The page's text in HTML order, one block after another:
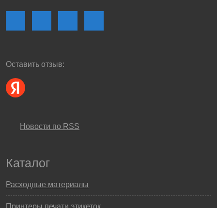
Оставить отзыв:
Новости по RSS
Каталог
Расходные материалы
Принтеры печати этикеток